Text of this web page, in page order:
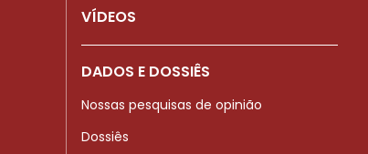
VÍDEOS
DADOS E DOSSIÊS
Nossas pesquisas de opinião
Dossiês